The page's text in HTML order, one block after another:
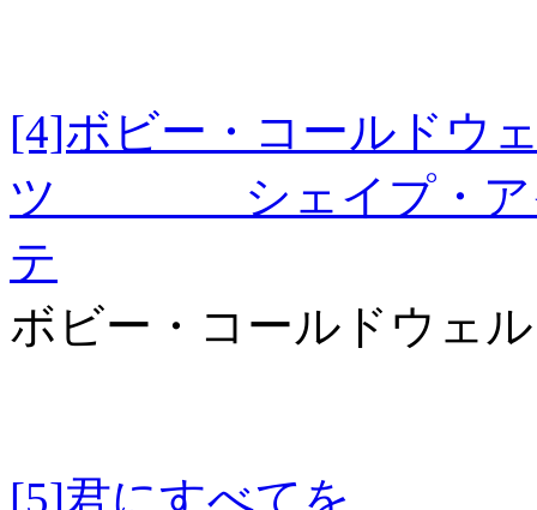
[4]ボビー・コールドウ
ツ シェイプ・アイ
テ
ボビー・コールドウ
[5]君にすべてを